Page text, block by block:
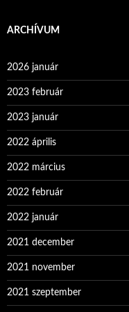
ARCHÍVUM
2026 január
2023 február
2023 január
2022 április
2022 március
2022 február
2022 január
2021 december
2021 november
2021 szeptember